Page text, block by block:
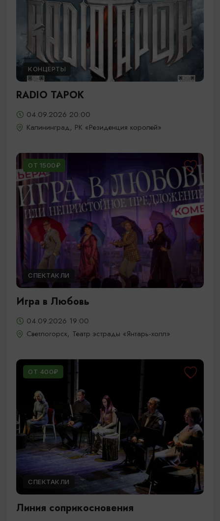
КОНЦЕРТЫ
RADIO TAPOK
04.09.2026 20:00
Калининград, РК «Резиденция королей»
ОТ 1500₽
СПЕКТАКЛИ
Игра в Любовь
04.09.2026 19:00
Светлогорск, Театр эстрады «Янтарь-холл»
ОТ 400₽
СПЕКТАКЛИ
Линия соприкосновения